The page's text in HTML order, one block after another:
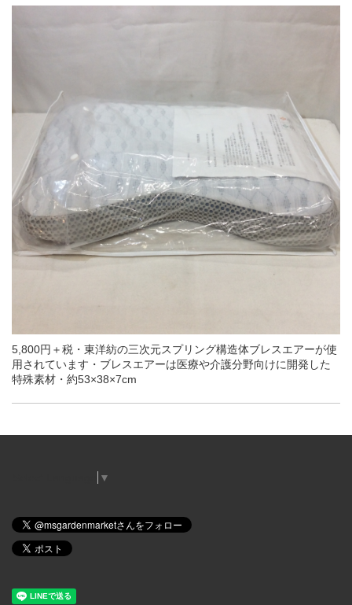
5,800円＋税・東洋紡の三次元スプリング構造体ブレスエアーが使
用されています・ブレスエアーは医療や介護分野向けに開発した
特殊素材・約53×38×7cm
▼